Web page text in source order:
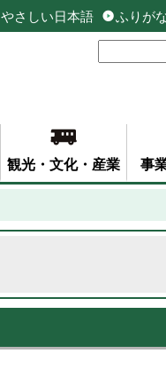
やさしい日本語 ふりが
観光・文化・産業 事